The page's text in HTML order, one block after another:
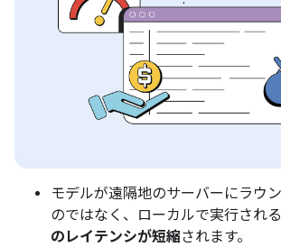
モデルが遠隔地のサーバーにラウ
のではなく、ローカルで実行される
のレイテンシが短縮されます。